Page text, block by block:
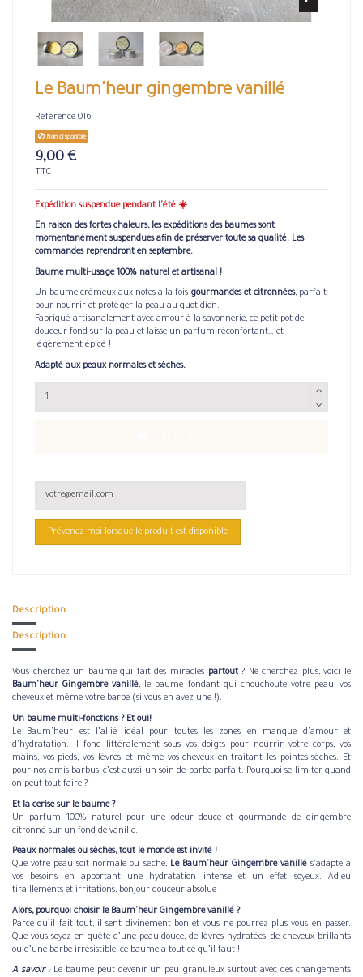
Le Baum'heur gingembre vanillé
Référence 016
Non disponible
9,00 €
TTC
Expédition suspendue pendant l'été ☀️
En raison des fortes chaleurs, les expéditions des baumes sont
momentanément suspendues afin de préserver toute sa qualité. Les
commandes reprendront en septembre.
Baume multi-usage 100% naturel et artisanal !
Un baume crémeux aux notes à la fois gourmandes et citronnées, parfait
pour nourrir et protéger la peau au quotidien.
Fabriqué artisanalement avec amour à la savonnerie, ce petit pot de
douceur fond sur la peau et laisse un parfum réconfortant… et
légèrement épicé !
Adapté aux peaux normales et sèches.
Description
Description
Vous cherchez un baume qui fait des miracles partout? Ne cherchez plus, voici le
Baum'heur Gingembre vanillé, le baume fondant qui chouchoute votre peau, vos
cheveux et même votre barbe (si vous en avez une !).
Un baume multi-fonctions ? Et oui!
Le Baum'heur est l’allié idéal pour toutes les zones en manque d'amour et
d'hydratation. Il fond littéralement sous vos doigts pour nourrir votre corps, vos
mains, vos pieds, vos lèvres, et même vos cheveux en traitant les pointes sèches. Et
pour nos amis barbus, c’est aussi un soin de barbe parfait. Pourquoi se limiter quand
on peut tout faire ?
Et la cerise sur le baume ?
Un parfum 100% naturel pour une odeur douce et gourmande de gingembre
citronné sur un fond de vanille.
Peaux normales ou sèches, tout le monde est invité !
Que votre peau soit normale ou sèche, Le Baum'heur Gingembre vanillés’adapte à
vos besoins en apportant une hydratation intense et un effet soyeux. Adieu
tiraillements et irritations, bonjour douceur absolue !
Alors, pourquoi choisir le Baum'heur Gingembre vanillé ?
Parce qu’il fait tout, il sent divinement bon et vous ne pourrez plus vous en passer.
Que vous soyez en quête d’une peau douce, de lèvres hydratées, de cheveux brillants
ou d’une barbe irrésistible, ce baume a tout ce qu’il faut !
A savoir: Le baume peut devenir un peu granuleux surtout avec des changements